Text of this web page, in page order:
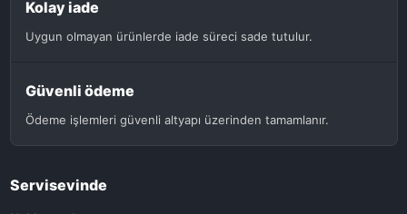
Kolay iade
Uygun olmayan ürünlerde iade süreci sade tutulur.
Güvenli ödeme
Ödeme işlemleri güvenli altyapı üzerinden tamamlanır.
Servisevinde